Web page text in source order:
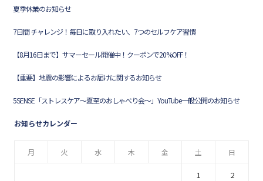
夏季休業のお知らせ
7日間 チャレンジ！毎日に取り入れたい、7つのセルフケア習慣
【8月16日まで】サマーセール開催中！クーポンで20%OFF！
【重要】地震の影響によるお届けに関するお知らせ
5SENSE「ストレスケア〜夏至のおしゃべり会〜」YouTube一般公開のお知らせ
お知らせカレンダー
月 火 水 木 金 土 日
1 2